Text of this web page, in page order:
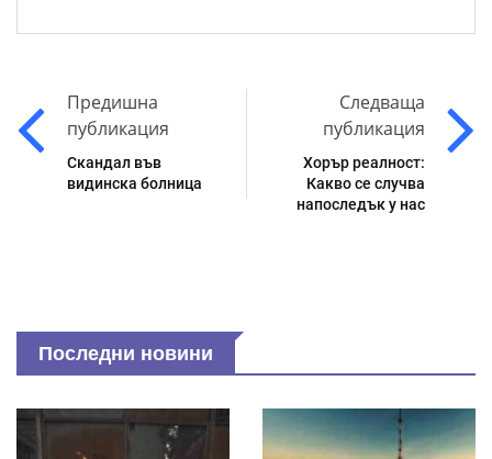
Предишна
публикация
Скандал във
видинска болница
Следваща
публикация
Хорър реалност:
Какво се случва
напоследък у нас
Последни новини